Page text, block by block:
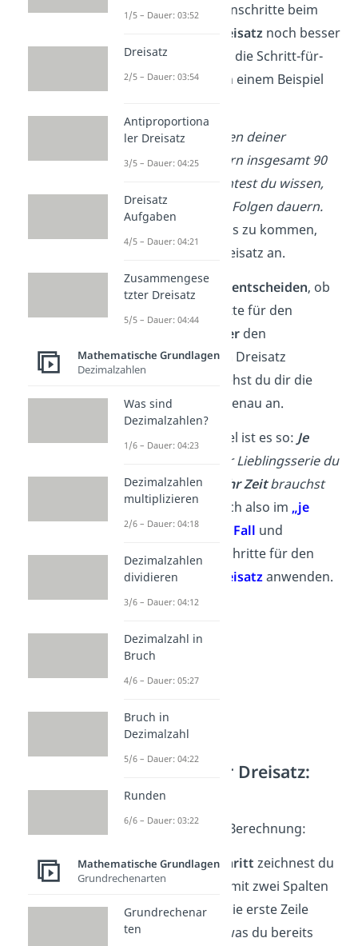
Damit du die Rechenschritte beim
Dreisatznoch besser
verstehst, schau dir die Schritt-für-
Schritt-Anleitung an einem Beispiel
Stell‘ dir vor, 3 Folgen deiner
Lieblingsserie dauern insgesamt 90
Minuten. Nun möchtest du wissen,
wie viele Minuten 8 Folgen dauern.
Um auf das Ergebnis zu kommen,
wendest du den Dreisatz an.
Zunächst musst du entscheiden, ob
du die Rechenschritte für den
oderden
antiproportionalen
Dreisatz
benötigst. Dafür siehst du dir die
Aufgabenstellung genau an.
Bei unserem Beispiel ist es so: Je
deiner Lieblingsserie du
ansiehst,desto mehr Zeitbrauchst
du. Du befindest dich also im „je
mehr, desto mehr“- Fall und
musstdie Rechenschritte für den
proportionalen Dreisatzanwenden.
Proportionaler Dreisatz:
Schritt 1
Starte also mit der Berechnung:
In einemersten Schritt zeichnest du
einekleine Tabelle
mit zwei Spalten
und drei Zeilen. In die erste Zeile
schreibst du alles, was du bereits
1/5 – Dauer: 03:52
Dreisatz
2/5 – Dauer: 03:54
Antiproportiona
ler Dreisatz
3/5 – Dauer: 04:25
Dreisatz
Aufgaben
4/5 – Dauer: 04:21
Zusammengese
tzter Dreisatz
5/5 – Dauer: 04:44
Mathematische Grundlagen
Dezimalzahlen
Was sind
Dezimalzahlen?
1/6 – Dauer: 04:23
Dezimalzahlen
multiplizieren
2/6 – Dauer: 04:18
Dezimalzahlen
dividieren
3/6 – Dauer: 04:12
Dezimalzahl in
Bruch
4/6 – Dauer: 05:27
Bruch in
Dezimalzahl
5/6 – Dauer: 04:22
Runden
6/6 – Dauer: 03:22
Mathematische Grundlagen
Grundrechenarten
Grundrechenar
ten